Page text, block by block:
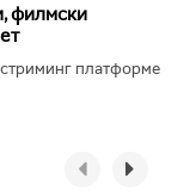
филмски
платформе